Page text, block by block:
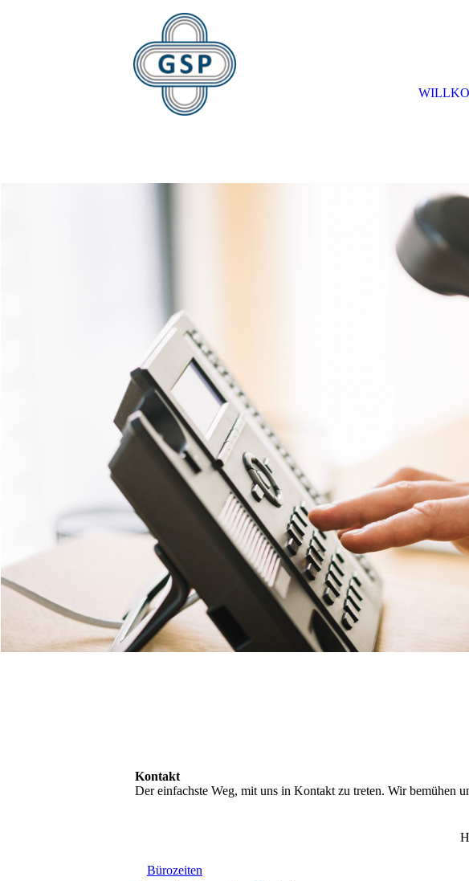
Kontakt
Der einfachste Weg, mit uns in Kontakt zu treten. Wir bemühen
Bürozeiten